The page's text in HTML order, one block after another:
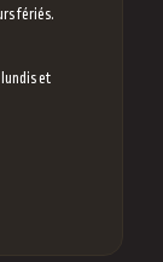
fériés.
et